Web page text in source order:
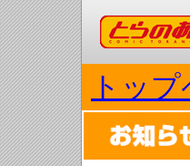
コミックとらの
トッ